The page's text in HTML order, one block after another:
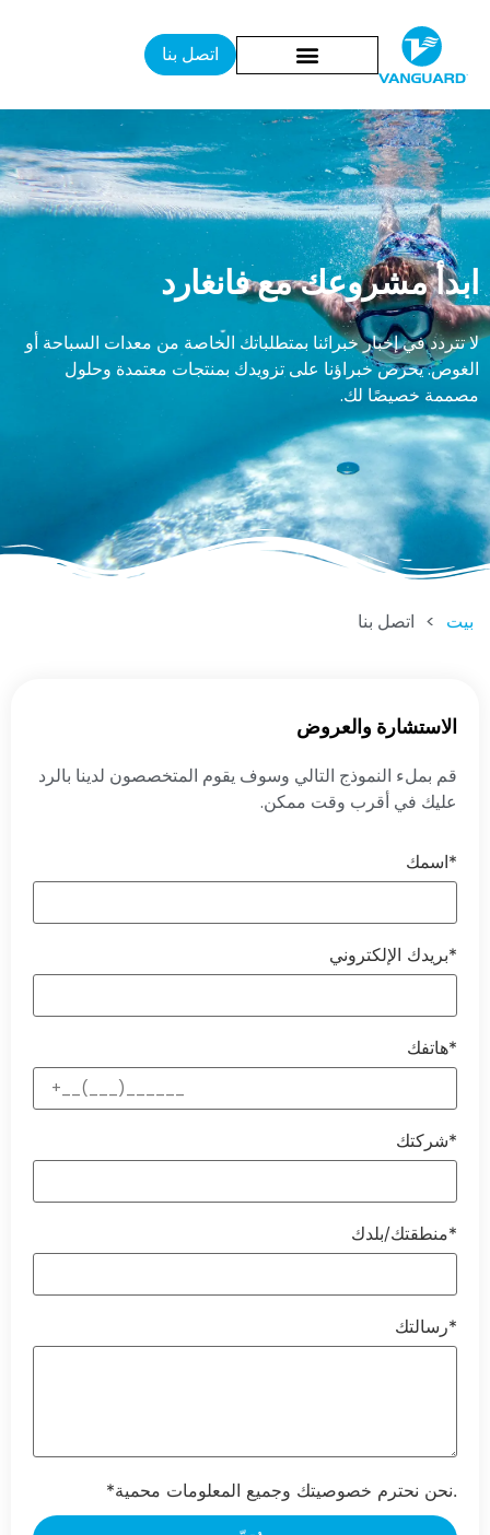
اتصل بنا
ابدأ مشروعك مع فانغارد
لا تتردد في إخبار خبرائنا بمتطلباتك الخاصة من معدات السباحة أو
الغوص. يحرص خبراؤنا على تزويدك بمنتجات معتمدة وحلول
مصممة خصيصًا لك.
بيت > اتصل بنا
الاستشارة والعروض
قم بملء النموذج التالي وسوف يقوم المتخصصون لدينا بالرد
عليك في أقرب وقت ممكن.
اسمك*
بريدك الإلكتروني*
هاتفك*
شركتك*
منطقتك/بلدك*
رسالتك*
*نحن نحترم خصوصيتك وجميع المعلومات محمية.